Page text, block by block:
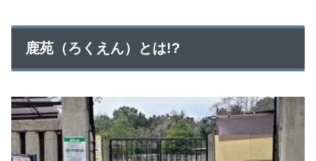
鹿苑（ろくえん）とは!?